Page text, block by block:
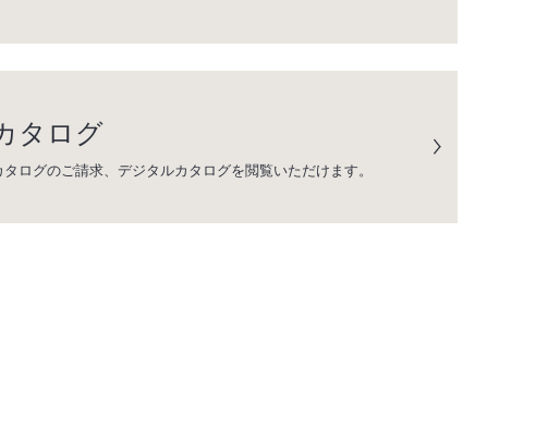
タログ
タログのご請求、デジタルカタログを閲覧いただけます。